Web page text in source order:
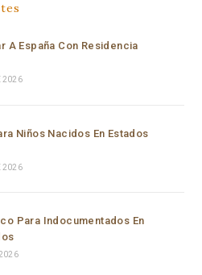
took the case, she moved
and dedication
Within hours she had
a complete emergency
order from a Chief Federal
or to be honest, in a few
and highly experienced
is someone who truly
she had, went all the
results that most people
A España Con Residencia
2026
Niños Nacidos En Estados
2026
Para Indocumentados En